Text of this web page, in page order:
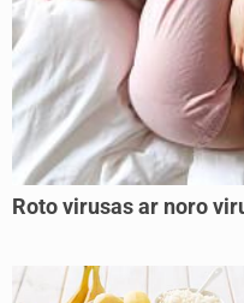
Roto virusas ar noro